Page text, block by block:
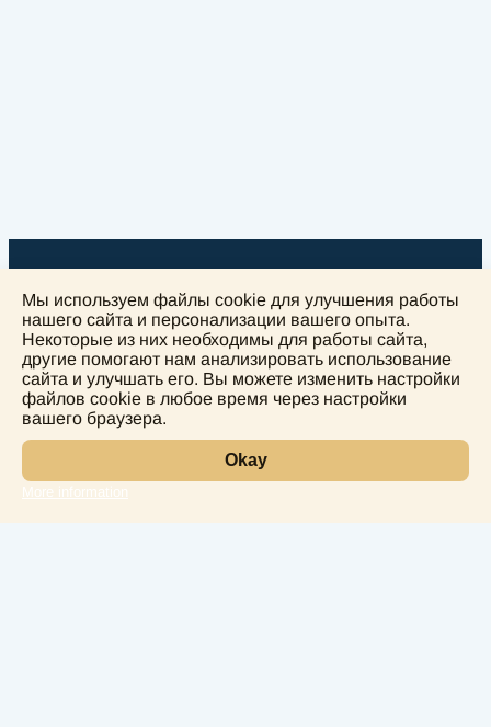
+
Мы используем файлы cookie для улучшения работы
нашего сайта и персонализации вашего опыта.
Некоторые из них необходимы для работы сайта,
другие помогают нам анализировать использование
сайта и улучшать его. Вы можете изменить настройки
файлов cookie в любое время через настройки
вашего браузера.
Okay
More information